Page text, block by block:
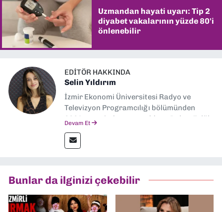
Uzmandan hayati uyarı: Tip 2
diyabet vakalarının yüzde 80'i
önlenebilir
EDITÖR HAKKINDA
Selin Yıldırım
İzmir Ekonomi Üniversitesi Radyo ve
Televizyon Programcılığı bölümünden
2024 senesinde mezun oldum. Dokuz Eylül
editörlük görevini de üstleniyorum.
Devam Et
Bunlar da ilginizi çekebilir